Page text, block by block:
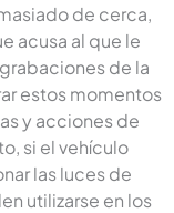
de cerca,
acusa al que le
de la
estos momentos
y acciones de
si el vehículo
las luces de
utilizarse en los